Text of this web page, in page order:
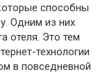
способны
Одним из них
отеля. Это тем
технологии
в повседневной